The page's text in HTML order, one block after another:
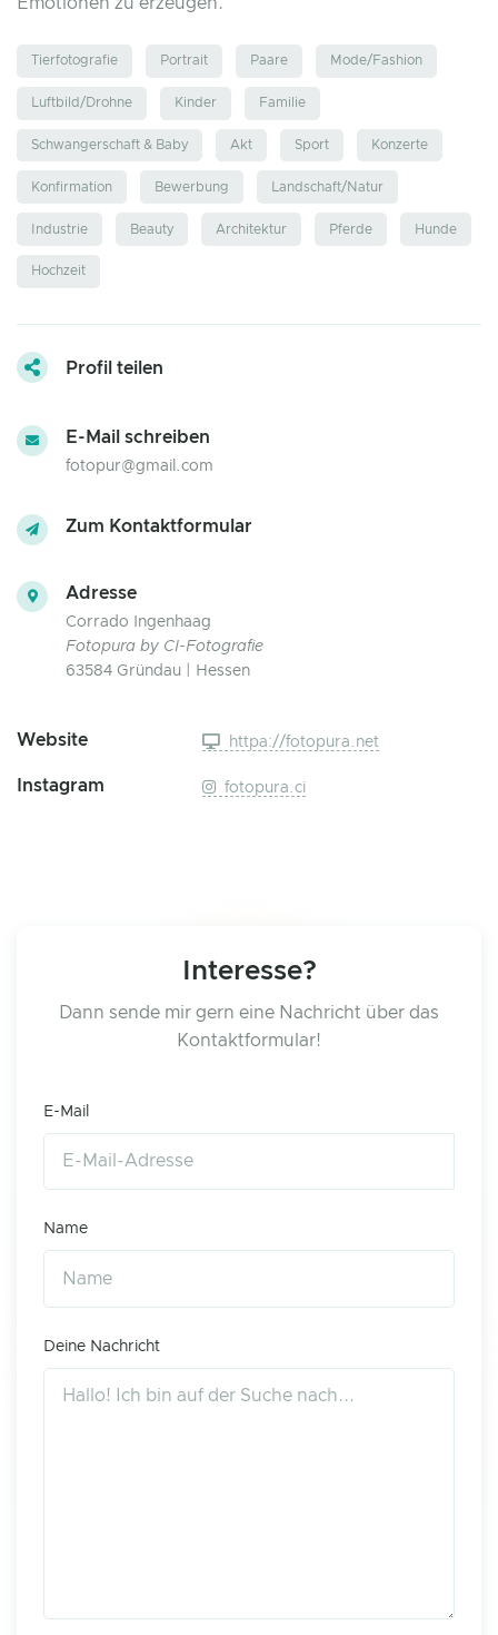
Tierfotografie Portrait Paare Mode/Fashion
Luftbild/Drohne Kinder Familie
Schwangerschaft & Baby Akt Sport Konzerte
Konfirmation Bewerbung Landschaft/Natur
Industrie Beauty Architektur Pferde Hunde
Hochzeit
Profil teilen
E-Mail schreiben
fotopur@gmail.com
Zum Kontaktformular
Adresse
Corrado Ingenhaag
Fotopura by CI-Fotografie
63584 Gründau | Hessen
Website httpa://fotopura.net
Instagram fotopura.ci
Interesse?
Dann sende mir gern eine Nachricht über das
Kontaktformular!
E-Mail
Name
Deine Nachricht